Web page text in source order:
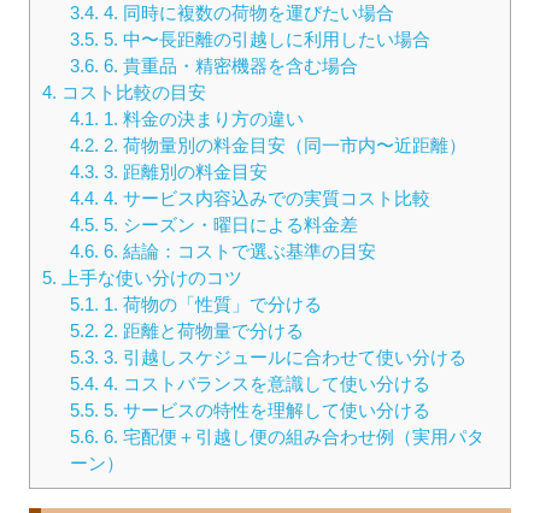
3.4. 4. 同時に複数の荷物を運びたい場合
3.5. 5. 中〜長距離の引越しに利用したい場合
3.6. 6. 貴重品・精密機器を含む場合
4. コスト比較の目安
4.1. 1. 料金の決まり方の違い
4.2. 2. 荷物量別の料金目安（同一市内〜近距離）
4.3. 3. 距離別の料金目安
4.4. 4. サービス内容込みでの実質コスト比較
4.5. 5. シーズン・曜日による料金差
4.6. 6. 結論：コストで選ぶ基準の目安
5. 上手な使い分けのコツ
5.1. 1. 荷物の「性質」で分ける
5.2. 2. 距離と荷物量で分ける
5.3. 3. 引越しスケジュールに合わせて使い分ける
5.4. 4. コストバランスを意識して使い分ける
5.5. 5. サービスの特性を理解して使い分ける
5.6. 6. 宅配便＋引越し便の組み合わせ例（実用パタ
ーン）